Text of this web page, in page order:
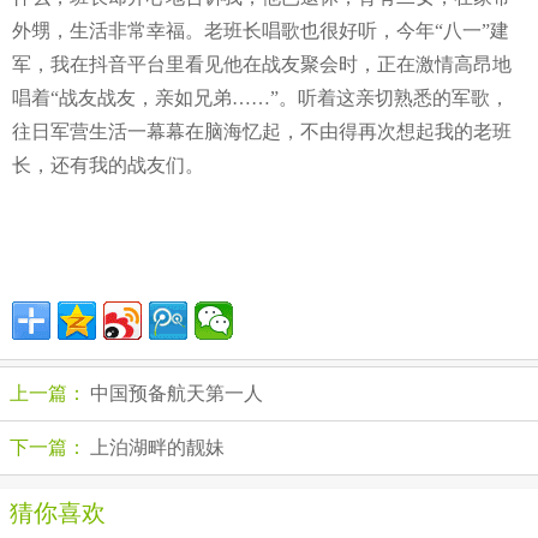
外甥，生活非常幸福。老班长唱歌也很好听，今年“八一”建
军，我在抖音平台里看见他在战友聚会时，正在激情高昂地
唱着“战友战友，亲如兄弟……”。听着这亲切熟悉的军歌，
往日军营生活一幕幕在脑海忆起，不由得再次想起我的老班
长，还有我的战友们。
上一篇： 中国预备航天第一人
下一篇： 上泊湖畔的靓妹
猜你喜欢